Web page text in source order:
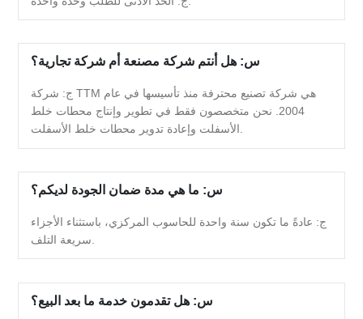
س: هل أنتم شركة مصنعة أم شركة تجارية؟
ج: شركة TTM هي شركة تصنيع محترفة منذ تأسيسها في عام
2004. نحن متخصصون فقط في تطوير وإنتاج محطات خلط
الأسفلت وإعادة تدوير محطات خلط الأسفلت.
س: ما هي مدة ضمان الجودة لديكم؟
ج: عادةً ما تكون سنة واحدة للحاسوب المركزي، باستثناء الأجزاء
س: هل تقدمون خدمة ما بعد البيع؟